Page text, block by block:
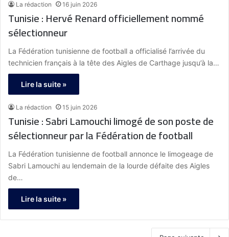
La rédaction 16 juin 2026
Tunisie : Hervé Renard officiellement nommé
sélectionneur
La Fédération tunisienne de football a officialisé l’arrivée du
technicien français à la tête des Aigles de Carthage jusqu’à la…
Lire la suite »
La rédaction 15 juin 2026
Tunisie : Sabri Lamouchi limogé de son poste de
sélectionneur par la Fédération de football
La Fédération tunisienne de football annonce le limogeage de
Sabri Lamouchi au lendemain de la lourde défaite des Aigles
de…
Lire la suite »